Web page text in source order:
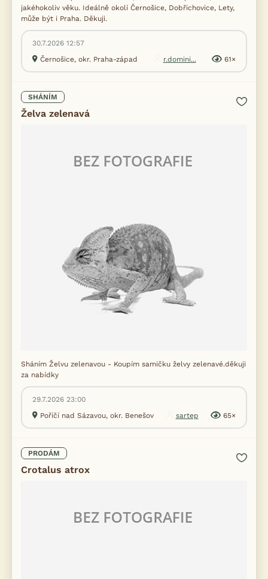
jakéhokoliv věku. Ideálně okolí Černošice, Dobřichovice, Lety,
může být i Praha. Děkuji.
30.7.2026 12:57
Černošice, okr. Praha-západ
r.domini... 61×
SHÁNÍM
Želva zelenavá
Sháním Želvu zelenavou - Koupím samičku želvy zelenavé.děkuji
za nabídky
29.7.2026 23:00
Poříčí nad Sázavou, okr. Benešov
sartep 65×
PRODÁM
Crotalus atrox